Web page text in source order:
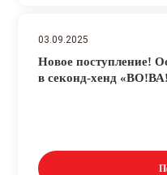
03.09.2025
Новое поступление!
в секонд-хенд